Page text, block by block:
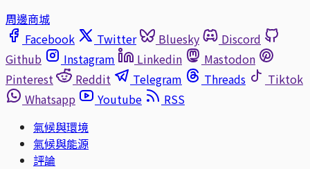
周邊商城
Facebook
Twitter Bluesky
Discord
Github
Instagram Linkedin
Mastodon
Pinterest
Reddit Telegram Threads
Tiktok
Whatsapp
Youtube
RSS
氣候與環境
氣候與能源
評論